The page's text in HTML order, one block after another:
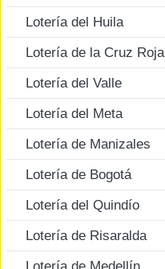
Lotería del Huila
Lotería de la Cruz Roja
Lotería del Valle
Lotería del Meta
Lotería de Manizales
Lotería de Bogotá
Lotería del Quindío
Lotería de Risaralda